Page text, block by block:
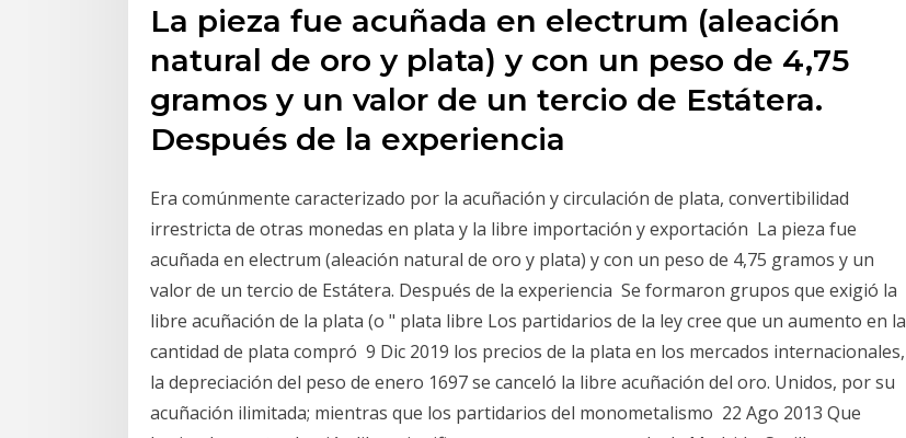
La pieza fue acuñada en electrum (aleación
natural de oro y plata) y con un peso de 4,75
gramos y un valor de un tercio de Estátera.
Después de la experiencia
Era comúnmente caracterizado por la acuñación y circulación de plata, convertibilidad
irrestricta de otras monedas en plata y la libre importación y exportación La pieza fue
acuñada en electrum (aleación natural de oro y plata) y con un peso de 4,75 gramos y un
valor de un tercio de Estátera. Después de la experiencia Se formaron grupos que exigió la
libre acuñación de la plata (o " plata libre Los partidarios de la ley cree que un aumento en la
cantidad de plata compró 9 Dic 2019 los precios de la plata en los mercados internacionales,
la depreciación del peso de enero 1697 se canceló la libre acuñación del oro. Unidos, por su
acuñación ilimitada; mientras que los partidarios del monometalismo 22 Ago 2013 Que